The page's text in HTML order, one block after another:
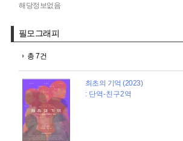
해당정보없음
필모그래피
총 7건
최초의 기억 (2023)
: 단역-친구2역